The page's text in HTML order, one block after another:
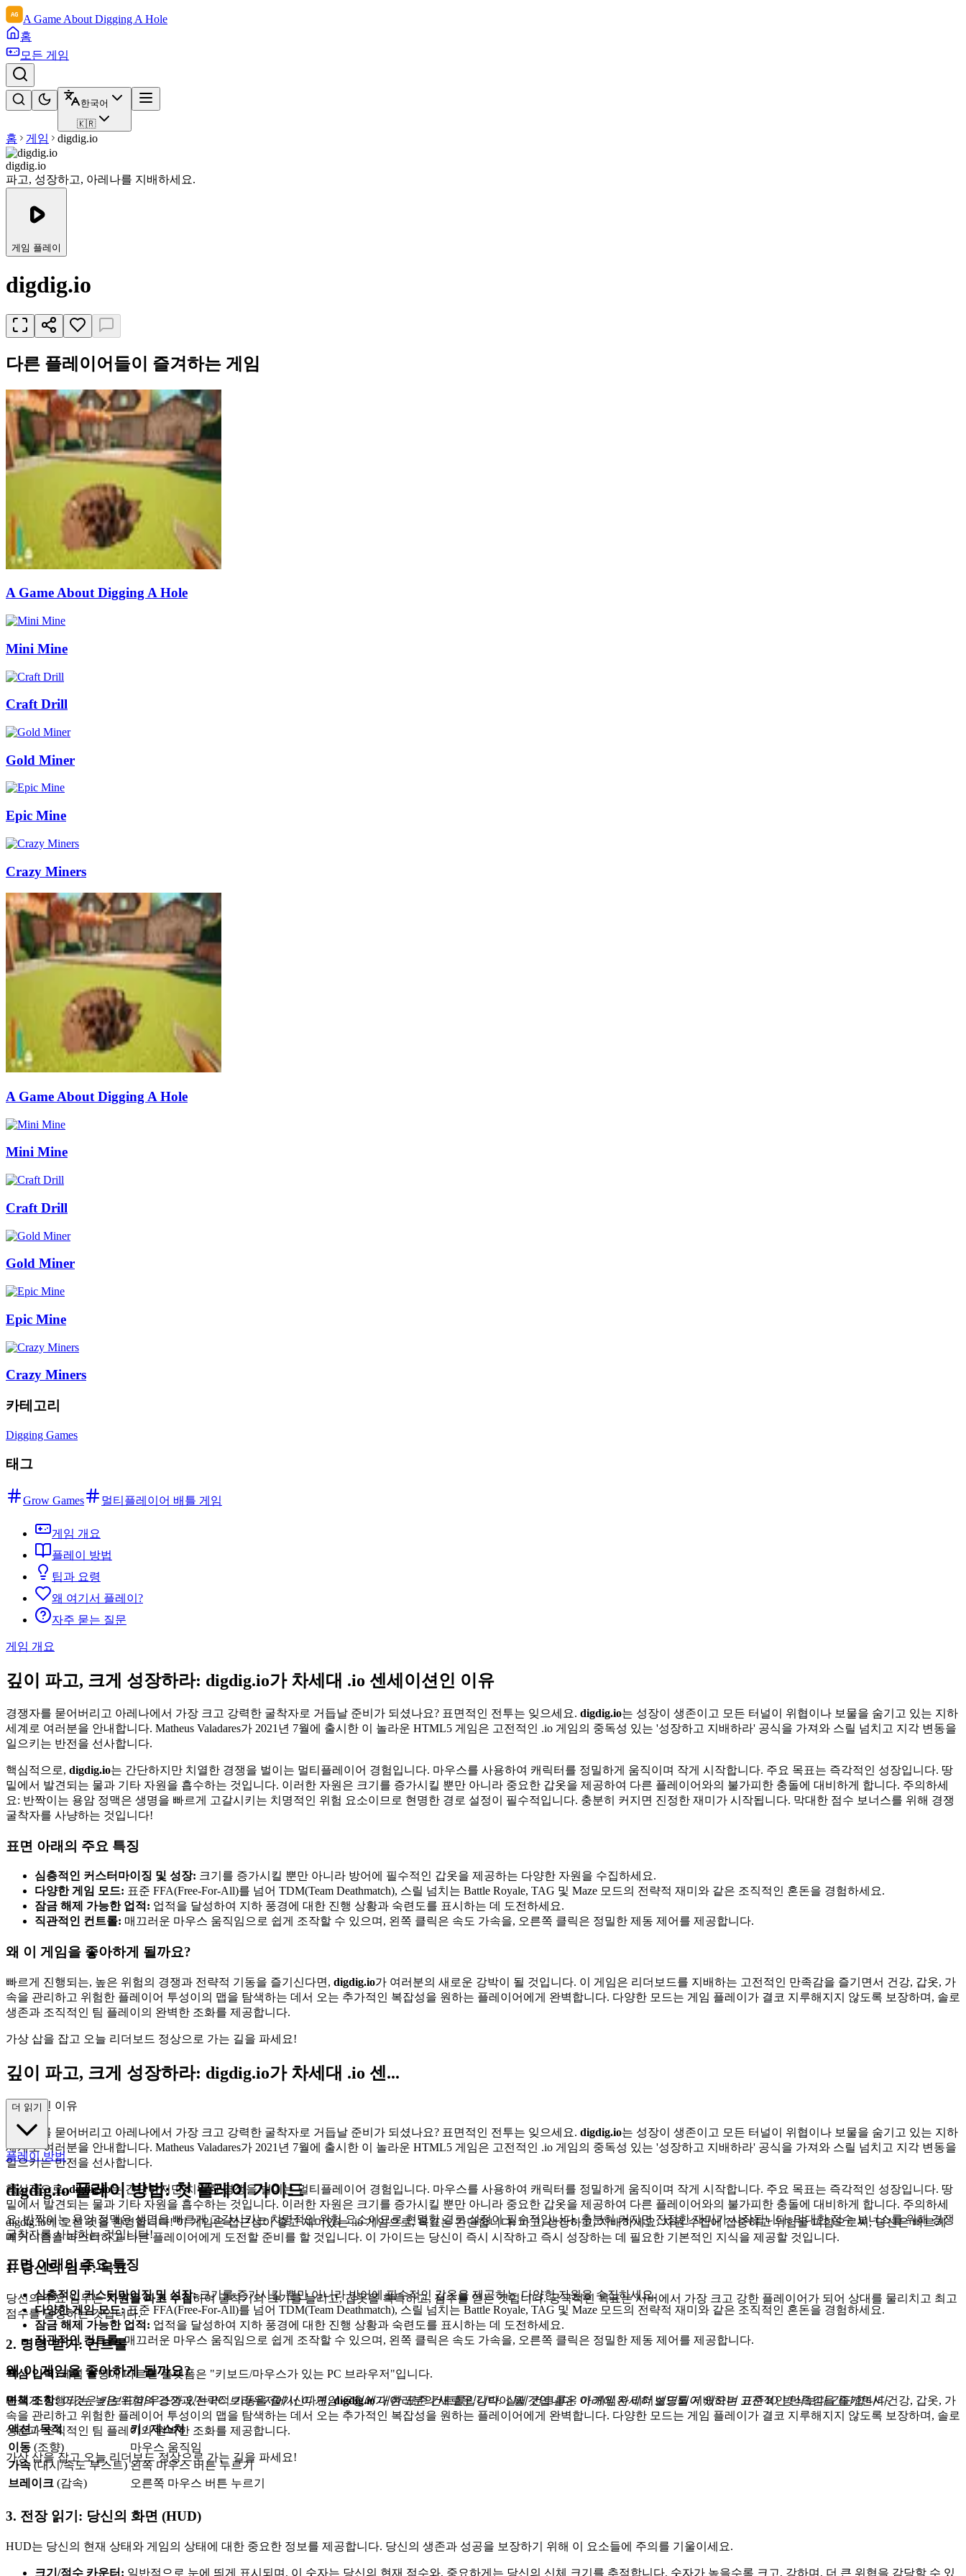
A Game About Digging A Hole
홈
모든 게임
한국어
🇰🇷
홈 게임 digdig.io
digdig.io
파고, 성장하고, 아레나를 지배하세요.
게임 플레이
digdig.io
다른 플레이어들이 즐겨하는 게임
A Game About Digging A Hole
Mini Mine
Craft Drill
Gold Miner
Epic Mine
Crazy Miners
A Game About Digging A Hole
Mini Mine
Craft Drill
Gold Miner
Epic Mine
Crazy Miners
카테고리
Digging Games
태그
Grow Games 멀티플레이어 배틀 게임
게임 개요
플레이 방법
팁과 요령
왜 여기서 플레이?
자주 묻는 질문
게임 개요
깊이 파고, 크게 성장하라: digdig.io가 차세대 .io 센세이션인 이유
경쟁자를 묻어버리고 아레나에서 가장 크고 강력한 굴착자로 거듭날 준비가 되셨나요? 표면적인 전투는 잊으세요. digdig.io는 성장이 생존이고 모든 터널이 위협이나 보물을 숨기고 있는 지하
세계로 여러분을 안내합니다. Matheus Valadares가 2021년 7월에 출시한 이 놀라운 HTML5 게임은 고전적인 .io 게임의 중독성 있는 '성장하고 지배하라' 공식을 가져와 스릴 넘치고 지각 변동을
일으키는 반전을 선사합니다.
핵심적으로, digdig.io는 간단하지만 치열한 경쟁을 벌이는 멀티플레이어 경험입니다. 마우스를 사용하여 캐릭터를 정밀하게 움직이며 작게 시작합니다. 주요 목표는 즉각적인 성장입니다. 땅
밑에서 발견되는 물과 기타 자원을 흡수하는 것입니다. 이러한 자원은 크기를 증가시킬 뿐만 아니라 중요한 갑옷을 제공하여 다른 플레이어와의 불가피한 충돌에 대비하게 합니다. 주의하세
요: 반짝이는 용암 정맥은 생명을 빠르게 고갈시키는 치명적인 위험 요소이므로 현명한 경로 설정이 필수적입니다. 충분히 커지면 진정한 재미가 시작됩니다. 막대한 점수 보너스를 위해 경쟁
굴착자를 사냥하는 것입니다!
표면 아래의 주요 특징
심층적인 커스터마이징 및 성장: 크기를 증가시킬 뿐만 아니라 방어에 필수적인 갑옷을 제공하는 다양한 자원을 수집하세요.
다양한 게임 모드: 표준 FFA(Free-For-All)를 넘어 TDM(Team Deathmatch), 스릴 넘치는 Battle Royale, TAG 및 Maze 모드의 전략적 재미와 같은 조직적인 혼돈을 경험하세요.
잠금 해제 가능한 업적: 업적을 달성하여 지하 풍경에 대한 진행 상황과 숙련도를 표시하는 데 도전하세요.
직관적인 컨트롤: 매끄러운 마우스 움직임으로 쉽게 조작할 수 있으며, 왼쪽 클릭은 속도 가속을, 오른쪽 클릭은 정밀한 제동 제어를 제공합니다.
왜 이 게임을 좋아하게 될까요?
빠르게 진행되는, 높은 위험의 경쟁과 전략적 기동을 즐기신다면, digdig.io가 여러분의 새로운 강박이 될 것입니다. 이 게임은 리더보드를 지배하는 고전적인 만족감을 즐기면서 건강, 갑옷, 가
속을 관리하고 위험한 플레이어 투성이의 맵을 탐색하는 데서 오는 추가적인 복잡성을 원하는 플레이어에게 완벽합니다. 다양한 모드는 게임 플레이가 결코 지루해지지 않도록 보장하며, 솔로
생존과 조직적인 팀 플레이의 완벽한 조화를 제공합니다.
가상 삽을 잡고 오늘 리더보드 정상으로 가는 길을 파세요!
깊이 파고, 크게 성장하라: digdig.io가 차세대 .io 센...
세이션인 이유
경쟁자를 묻어버리고 아레나에서 가장 크고 강력한 굴착자로 거듭날 준비가 되셨나요? 표면적인 전투는 잊으세요. digdig.io는 성장이 생존이고 모든 터널이 위협이나 보물을 숨기고 있는 지하
세계로 여러분을 안내합니다. Matheus Valadares가 2021년 7월에 출시한 이 놀라운 HTML5 게임은 고전적인 .io 게임의 중독성 있는 '성장하고 지배하라' 공식을 가져와 스릴 넘치고 지각 변동을
일으키는 반전을 선사합니다.
핵심적으로,digdig.io는 간단하지만 치열한 경쟁을 벌이는 멀티플레이어 경험입니다. 마우스를 사용하여 캐릭터를 정밀하게 움직이며 작게 시작합니다. 주요 목표는 즉각적인 성장입니다. 땅
밑에서 발견되는 물과 기타 자원을 흡수하는 것입니다. 이러한 자원은 크기를 증가시킬 뿐만 아니라 중요한 갑옷을 제공하여 다른 플레이어와의 불가피한 충돌에 대비하게 합니다. 주의하세
요: 반짝이는 용암 정맥은 생명을 빠르게 고갈시키는 치명적인 위험 요소이므로 현명한 경로 설정이 필수적입니다. 충분히 커지면 진정한 재미가 시작됩니다. 막대한 점수 보너스를 위해 경쟁
굴착자를 사냥하는 것입니다!
표면 아래의 주요 특징
심층적인 커스터마이징 및 성장:크기를 증가시킬 뿐만 아니라 방어에 필수적인 갑옷을 제공하는 다양한 자원을 수집하세요.
다양한 게임 모드:표준 FFA(Free-For-All)를 넘어 TDM(Team Deathmatch), 스릴 넘치는 Battle Royale, TAG 및 Maze 모드의 전략적 재미와 같은 조직적인 혼돈을 경험하세요.
잠금 해제 가능한 업적: 업적을 달성하여 지하 풍경에 대한 진행 상황과 숙련도를 표시하는 데 도전하세요.
직관적인 컨트롤:매끄러운 마우스 움직임으로 쉽게 조작할 수 있으며, 왼쪽 클릭은 속도 가속을, 오른쪽 클릭은 정밀한 제동 제어를 제공합니다.
왜 이 게임을 좋아하게 될까요?
빠르게 진행되는, 높은 위험의 경쟁과 전략적 기동을 즐기신다면,digdig.io가 여러분의 새로운 강박이 될 것입니다. 이 게임은 리더보드를 지배하는 고전적인 만족감을 즐기면서 건강, 갑옷, 가
속을 관리하고 위험한 플레이어 투성이의 맵을 탐색하는 데서 오는 추가적인 복잡성을 원하는 플레이어에게 완벽합니다. 다양한 모드는 게임 플레이가 결코 지루해지지 않도록 보장하며, 솔로
생존과 조직적인 팀 플레이의 완벽한 조화를 제공합니다.
가상 삽을 잡고 오늘 리더보드 정상으로 가는 길을 파세요!
더 읽기
플레이 방법
digdig.io 플레이 방법: 첫 플레이 가이드
digdig.io에 오신 것을 환영합니다! 이 게임은 접근성이 좋고 재미있는 .io 게임으로, 목표는 간단합니다: 파고, 성장하고, 지배하세요. 자원 수집에 집중하고 위험을 피함으로써, 당신은 빠르게
메커니즘을 마스터하고 다른 플레이어에게 도전할 준비를 할 것입니다. 이 가이드는 당신이 즉시 시작하고 즉시 성장하는 데 필요한 기본적인 지식을 제공할 것입니다.
1. 당신의 임무: 목표
당신의 주요 임무는자원을 파고 수집하여 굴착기의 크기를 늘리고, 갑옷을 획득하고, 점수를 얻는 것입니다. 궁극적인 목표는 서버에서 가장 크고 강한 플레이어가 되어 상대를 물리치고 최고
점수를 달성하는 것입니다.
2. 명령 받기: 컨트롤
핵심 입력: 게임 설명에 따르면 플랫폼은 "키보드/마우스가 있는 PC 브라우저"입니다.
면책 조항: 이것은 키보드/마우스가 있는 PC 브라우저에서 이 게임 유형에 대한 표준 컨트롤입니다. 실제 컨트롤은 아래에 자세히 설명되어 있으며 표준 IO 방식보다 간단합니다.
액션 / 목적
키 / 제스처
이동 (조향)
마우스 움직임
가속 (대시/속도 부스트) 왼쪽 마우스 버튼 누르기
브레이크 (감속) 오른쪽 마우스 버튼 누르기
3. 전장 읽기: 당신의 화면 (HUD)
HUD는 당신의 현재 상태와 게임의 상태에 대한 중요한 정보를 제공합니다. 당신의 생존과 성공을 보장하기 위해 이 요소들에 주의를 기울이세요.
크기/점수 카운터: 일반적으로 눈에 띄게 표시되며, 이 숫자는 당신의 현재 점수와, 중요하게는 당신의 신체 크기를 추적합니다. 숫자가 높을수록 크고, 강하며, 더 큰 위협을 감당할 수 있